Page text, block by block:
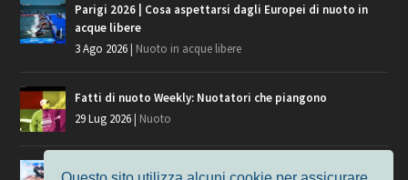
Parigi 2026 | Cosa aspettarsi dagli Europei di nuoto in
acque libere
3 Ago 2026 Nuoto in acque libere
Fatti di nuoto Weekly: Nuotatori che piangono
29 Lug 2026 Nuoto
Giochi del Mediterraneo, i convocati del nuoto per